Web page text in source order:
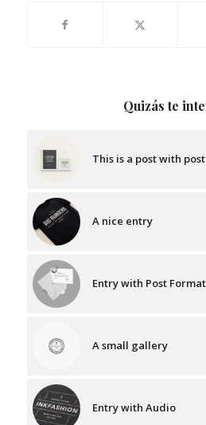
Quizás te
This is a post with
A nice entry
Entry with Post
A small gallery
Entry with Audio